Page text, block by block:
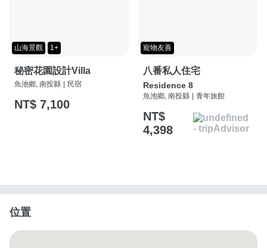
山海景觀 1+
秘密花園設計Villa
魚池鄉, 南投縣 民宿
NT$ 7,100
寵物友善
八番私人住宅
Residence 8
魚池鄉, 南投縣 青年旅館
NT$
4,398
位置